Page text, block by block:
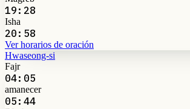
19:28
Isha
20:58
Ver horarios de oración
Hwaseong-si
Fajr
04:05
amanecer
05:44